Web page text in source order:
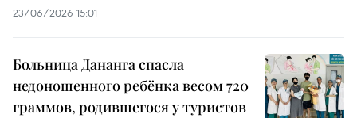
23/06/2026 15:01
Больница Дананга спасла
недоношенного ребёнка весом 720
граммов, родившегося у туристов